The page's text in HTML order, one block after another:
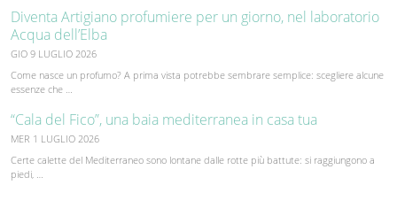
Diventa Artigiano profumiere per un giorno, nel laboratorio
Acqua dell’Elba
GIO 9 LUGLIO 2026
Come nasce un profumo? A prima vista potrebbe sembrare semplice: scegliere alcune
essenze che …
“Cala del Fico”, una baia mediterranea in casa tua
MER 1 LUGLIO 2026
Certe calette del Mediterraneo sono lontane dalle rotte più battute: si raggiungono a
piedi, …